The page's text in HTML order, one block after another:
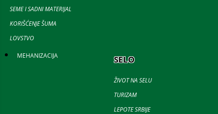
SEME I SADNI MATERIJAL
KORIŠĆENJE ŠUMA
LOVSTVO
MEHANIZACIJA SELO
ŽIVOT NA SELU
TURIZAM
LEPOTE SRBIJE